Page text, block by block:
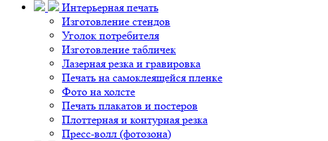
Интерьерная печать
Изготовление стендов
Уголок потребителя
Изготовление табличек
Лазерная резка и гравировка
Печать на самоклеящейся пленке
Фото на холсте
Печать плакатов и постеров
Плоттерная и контурная резка
Пресс-волл (фотозона)